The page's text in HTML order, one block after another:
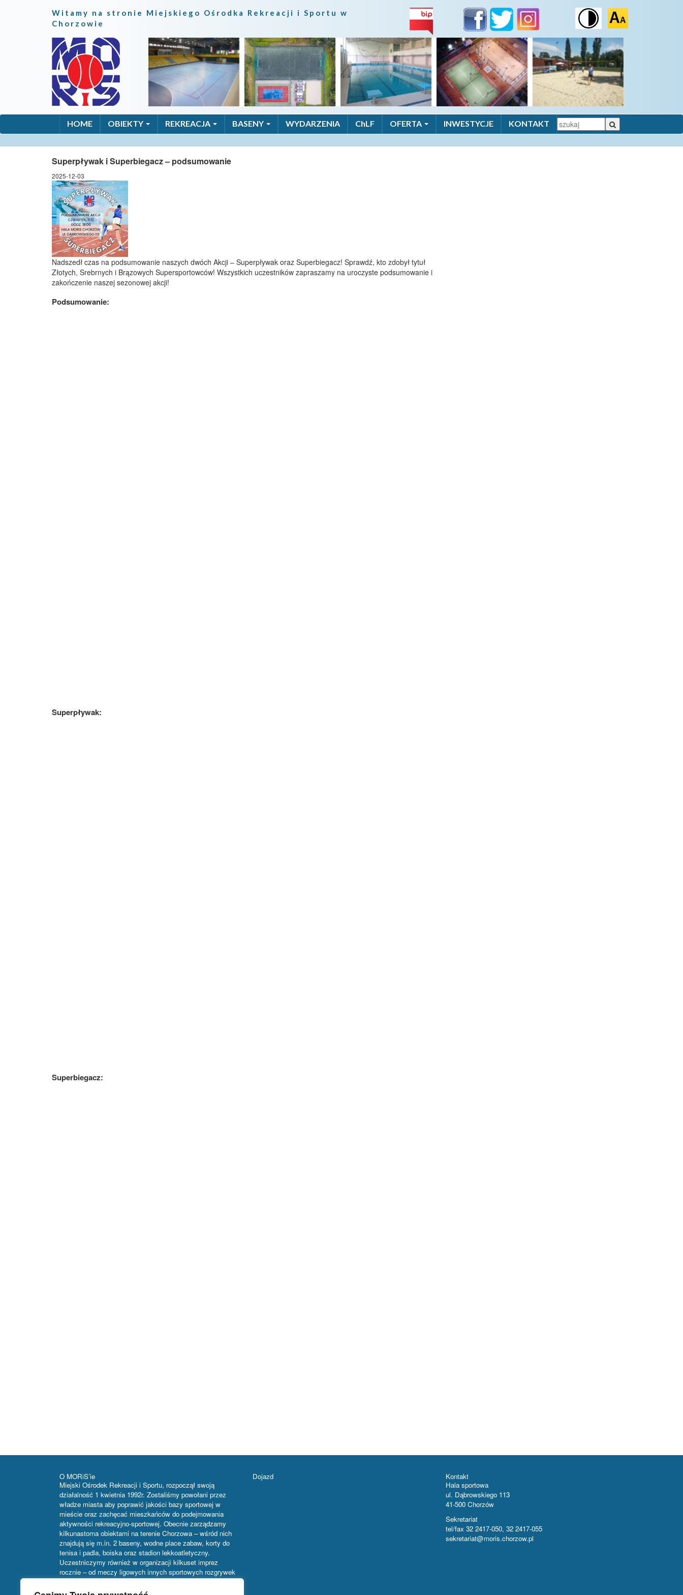
Witamy na stronie Miejskiego Ośrodka Rekreacji i Sportu w
Chorzowie
HOME OBIEKTY REKREACJA BASENY WYDARZENIA ChLF OFERTA INWESTYCJE KONTAKT
Superpływak i Superbiegacz – podsumowanie
2025-12-03
Nadszedł czas na podsumowanie naszych dwóch Akcji – Superpływak oraz Superbiegacz! Sprawdź, kto zdobył tytuł
Złotych, Srebrnych i Brązowych Supersportowców! Wszystkich uczestników zapraszamy na uroczyste podsumowanie i
zakończenie naszej sezonowej akcji!
Podsumowanie:
Superpływak:
Superbiegacz:
O MORiS’ie
Miejski Ośrodek Rekreacji i Sportu, rozpoczął swoją
działalność 1 kwietnia 1992r. Zostaliśmy powołani przez
władze miasta aby poprawić jakości bazy sportowej w
mieście oraz zachęcać mieszkańców do podejmowania
aktywności rekreacyjno-sportowej. Obecnie zarządzamy
kilkunastoma obiektami na terenie Chorzowa – wśród nich
znajdują się m.in. 2 baseny, wodne place zabaw, korty do
tenisa i padla, boiska oraz stadion lekkoatletyczny.
Uczestniczymy również w organizacji kilkuset imprez
rocznie – od meczy ligowych innych sportowych rozgrywek
i turniejów, przez wydarzenia kulturalne i rozrywkowe, aż po
targi, giełdy i wystawy. Główną siedzibą MORiS Chorzów
Dojazd
Kontakt
Hala sportowa
ul. Dąbrowskiego 113
41-500 Chorzów
Sekretariat
tel/fax 32 2417-050, 32 2417-055
sekretariat@moris.chorzow.pl